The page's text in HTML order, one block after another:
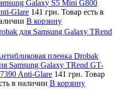
Galaxy S5 Mini G800
Glare 141 грн. Товар есть в
В корзину
для Samsung Galaxy TRend
пленка Drobak
Samsung Galaxy TRend GT-
Anti-Glare 141 грн. Товар
в наличии В корзину